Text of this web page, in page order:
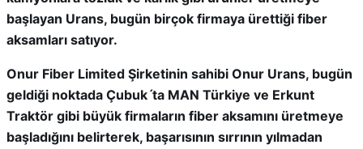
başlayan Urans, bugün birçok firmaya ürettiği fiber
aksamları satıyor.
Onur Fiber Limited Şirketinin sahibi Onur Urans, bugün
geldiği noktada Çubukˊta MAN Türkiye ve Erkunt
Traktör gibi büyük firmaların fiber aksamını üretmeye
başladığını belirterek, başarısının sırrının yılmadan